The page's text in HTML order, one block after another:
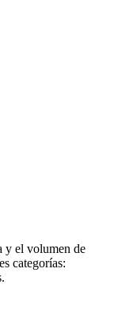
y el volumen de
categorías: